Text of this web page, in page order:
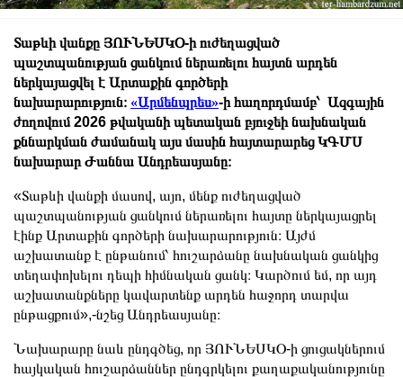
Տաթևի վանքը ՅՈՒՆԵՍԿՕ-ի ուժեղացված
պաշտպանության ցանկում ներառելու հայտն արդեն
ներկայացվել է Արտաքին գործերի
նախարարություն։ «Արմենպրես»-ի հաղորդմամբ՝ Ազգային
ժողովում 2026 թվականի պետական բյուջեի նախնական
քննարկման ժամանակ այս մասին հայտարարեց ԿԳՄՍ
նախարար Ժաննա Անդրեասյանը։
«Տաթևի վանքի մասով, այո, մենք ուժեղացված
պաշտպանության ցանկում ներառելու հայտը ներկայացրել
էինք Արտաքին գործերի նախարարություն։ Այժմ
աշխատանք է ընթանում՝ հուշարձանը նախնական ցանկից
տեղափոխելու դեպի հիմնական ցանկ։ Կարծում եմ, որ այդ
աշխատանքները կավարտենք արդեն հաջորդ տարվա
ընթացքում»,-նշեց Անդրեասյանը։
Նախարարը նաև ընդգծեց, որ ՅՈՒՆԵՍԿՕ-ի ցուցակներում
հայկական հուշարձաններ ընդգրկելու քաղաքականությունը